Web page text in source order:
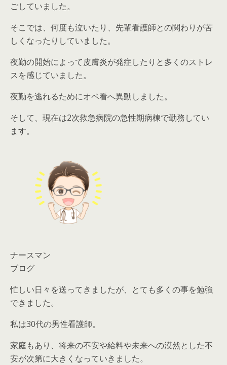
ごしていました。
そこでは、何度も泣いたり、先輩看護師との関わりが苦
しくなったりしていました。
夜勤の開始によって皮膚炎が発症したりと多くのストレ
スを感じていました。
夜勤を逃れるためにオペ看へ異動しました。
そして、現在は2次救急病院の急性期病棟で勤務してい
ます。
ナースマン
ブログ
忙しい日々を送ってきましたが、とても多くの事を勉強
できました。
私は30代の男性看護師。
家庭もあり、将来の不安や給料や未来への漠然とした不
安が次第に大きくなっていきました。